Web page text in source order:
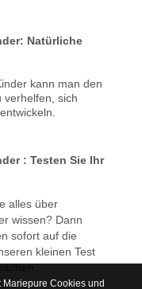
Natürliche
kann man den
verhelfen, sich
: Testen Sie Ihr
alles über
wissen? Dann
sofort auf die
kleinen Test
Cookies und